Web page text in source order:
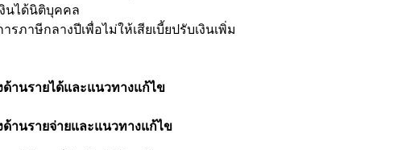
นได้นิติบุคคล
ภาษีกลางปีเพื่อไม่ให้เสียเบี้ยปรับเงินเพิ่ม
งด้านรายได้และแนวทางแก้ไข
งด้านรายจ่ายและแนวทางแก้ไข